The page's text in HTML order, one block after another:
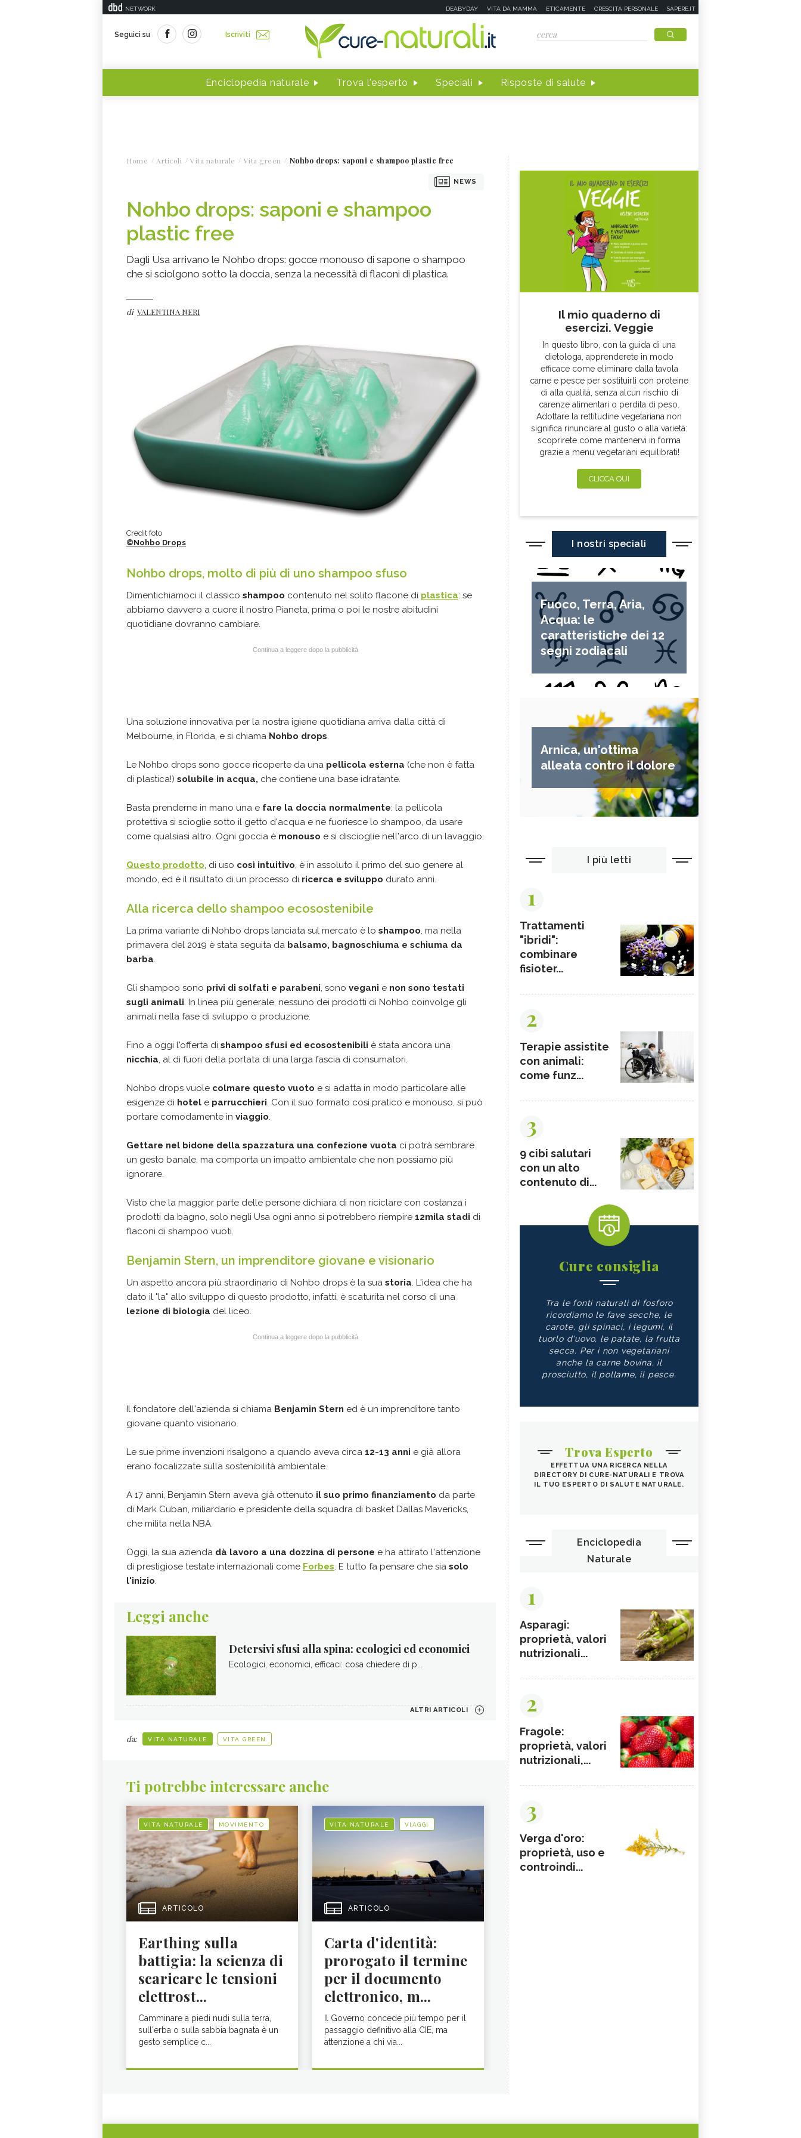
NETWORK DEABYDAY VITA DA MAMMA ETICAMENTE CRESCITA PERSONALE SAPERE.IT
Seguici su Iscriviti
Enciclopedia naturale Trova l'esperto Speciali Risposte di salute
Home Articoli Vita naturale Vita green Nohbo drops: saponi e shampoo plastic free
NEWS
Nohbo drops: saponi e shampoo
plastic free
Dagli Usa arrivano le Nohbo drops: gocce monouso di sapone o shampoo
che si sciolgono sotto la doccia, senza la necessità di flaconi di plastica.
di VALENTINA NERI
Credit foto
©Nohbo Drops
Nohbo drops, molto di più di uno shampoo sfuso
Dimentichiamoci il classico shampoo contenuto nel solito flacone di plastica: se
abbiamo davvero a cuore il nostro Pianeta, prima o poi le nostre abitudini
quotidiane dovranno cambiare.
Continua a leggere dopo la pubblicità
Una soluzione innovativa per la nostra igiene quotidiana arriva dalla città di
Melbourne, in Florida, e si chiama Nohbo drops.
Le Nohbo drops sono gocce ricoperte da una pellicola esterna (che non è fatta
di plastica!) solubile in acqua, che contiene una base idratante.
Basta prenderne in mano una e fare la doccia normalmente: la pellicola
protettiva si scioglie sotto il getto d'acqua e ne fuoriesce lo shampoo, da usare
come qualsiasi altro. Ogni goccia è monouso e si discioglie nell'arco di un lavaggio.
Questo prodotto, di uso così intuitivo, è in assoluto il primo del suo genere al
mondo, ed è il risultato di un processo di ricerca e sviluppo durato anni.
Alla ricerca dello shampoo ecosostenibile
La prima variante di Nohbo drops lanciata sul mercato è lo shampoo, ma nella
primavera del 2019 è stata seguita da balsamo, bagnoschiuma e schiuma da
barba.
Gli shampoo sono privi di solfati e parabeni, sono vegani e non sono testati
sugli animali. In linea più generale, nessuno dei prodotti di Nohbo coinvolge gli
animali nella fase di sviluppo o produzione.
Fino a oggi l'offerta di shampoo sfusi ed ecosostenibili è stata ancora una
nicchia, al di fuori della portata di una larga fascia di consumatori.
Nohbo drops vuole colmare questo vuoto e si adatta in modo particolare alle
esigenze di hotel e parrucchieri. Con il suo formato così pratico e monouso, si può
portare comodamente in viaggio.
Gettare nel bidone della spazzatura una confezione vuota ci potrà sembrare
un gesto banale, ma comporta un impatto ambientale che non possiamo più
ignorare.
Visto che la maggior parte delle persone dichiara di non riciclare con costanza i
prodotti da bagno, solo negli Usa ogni anno si potrebbero riempire 12mila stadi di
flaconi di shampoo vuoti.
Benjamin Stern, un imprenditore giovane e visionario
Un aspetto ancora più straordinario di Nohbo drops è la sua storia. L'idea che ha
dato il "la" allo sviluppo di questo prodotto, infatti, è scaturita nel corso di una
lezione di biologia del liceo.
Continua a leggere dopo la pubblicità
Il fondatore dell'azienda si chiama Benjamin Stern ed è un imprenditore tanto
giovane quanto visionario.
Le sue prime invenzioni risalgono a quando aveva circa 12-13 anni e già allora
erano focalizzate sulla sostenibilità ambientale.
A 17 anni, Benjamin Stern aveva già ottenuto il suo primo finanziamento da parte
di Mark Cuban, miliardario e presidente della squadra di basket Dallas Mavericks,
che milita nella NBA.
Oggi, la sua azienda dà lavoro a una dozzina di persone e ha attirato l'attenzione
di prestigiose testate internazionali come Forbes. E tutto fa pensare che sia solo
l'inizio.
Leggi anche
Detersivi sfusi alla spina: ecologici ed economici
Ecologici, economici, efficaci: cosa chiedere di p...
ALTRI ARTICOLI
da: VITA NATURALE VITA GREEN
Ti potrebbe interessare anche
VITA NATURALE MOVIMENTO
ARTICOLO
Earthing sulla
battigia: la scienza di
scaricare le tensioni
elettrost...
Camminare a piedi nudi sulla terra,
sull'erba o sulla sabbia bagnata è un
gesto semplice c...
VITA NATURALE VIAGGI
ARTICOLO
Carta d'identità:
prorogato il termine
per il documento
elettronico, m...
Il Governo concede più tempo per il
passaggio definitivo alla CIE, ma
attenzione a chi via...
Il mio quaderno di
esercizi. Veggie
In questo libro, con la guida di una
dietologa, apprenderete in modo
efficace come eliminare dalla tavola
carne e pesce per sostituirli con proteine
di alta qualità, senza alcun rischio di
carenze alimentari o perdita di peso.
Adottare la rettitudine vegetariana non
significa rinunciare al gusto o alla varietà:
scoprirete come mantenervi in forma
grazie a menu vegetariani equilibrati!
CLICCA QUI
I nostri speciali
Fuoco, Terra, Aria,
Acqua: le
caratteristiche dei 12
segni zodiacali
Arnica, un'ottima
alleata contro il dolore
I più letti
1
Trattamenti
"ibridi":
combinare
fisioter...
2
Terapie assistite
con animali:
come funz...
3
9 cibi salutari
con un alto
contenuto di...
Cure consiglia
Tra le fonti naturali di fosforo
ricordiamo le fave secche, le
carote, gli spinaci, i legumi, il
tuorlo d'uovo, le patate, la frutta
secca. Per i non vegetariani
anche la carne bovina, il
prosciutto, il pollame, il pesce.
Trova Esperto
EFFETTUA UNA RICERCA NELLA
DIRECTORY DI CURE-NATURALI E TROVA
IL TUO ESPERTO DI SALUTE NATURALE.
Enciclopedia
Naturale
1
Asparagi:
proprietà, valori
nutrizionali...
2
Fragole:
proprietà, valori
nutrizionali,...
3
Verga d'oro:
proprietà, uso e
controindi...